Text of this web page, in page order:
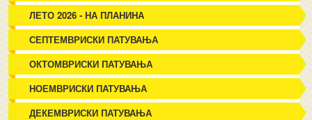
ЛЕТО 2026 - НА ПЛАНИНА
СЕПТЕМВРИСКИ ПАТУВАЊА
ОКТОМВРИСКИ ПАТУВАЊА
НОЕМВРИСКИ ПАТУВАЊА
ДЕКЕМВРИСКИ ПАТУВАЊА